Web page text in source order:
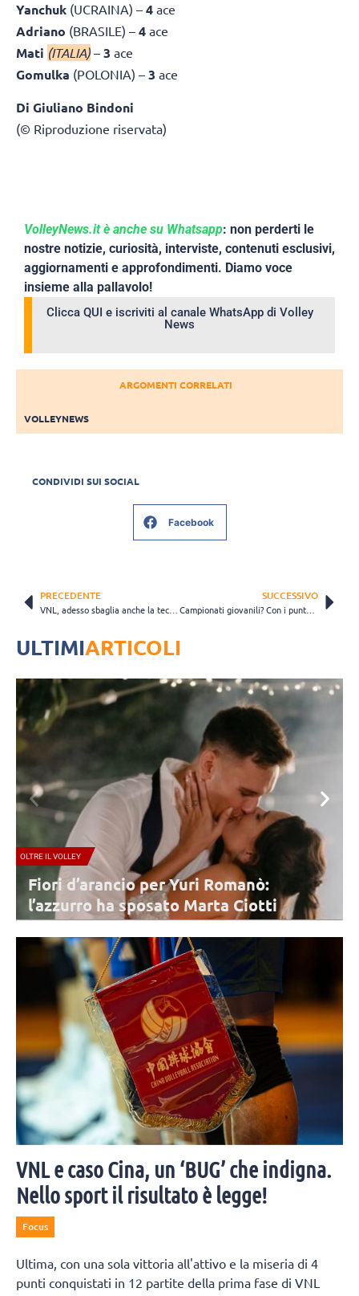
Yanchuk (UCRAINA) – 4 ace
Adriano (BRASILE) – 4 ace
Mati (ITALIA) – 3 ace
Gomulka (POLONIA) – 3 ace
Di Giuliano Bindoni
(© Riproduzione riservata)
VolleyNews.it è anche su Whatsapp: non perderti le
nostre notizie, curiosità, interviste, contenuti esclusivi,
aggiornamenti e approfondimenti. Diamo voce
insieme alla pallavolo!
Clicca QUI e iscriviti al canale WhatsApp di Volley
News
ARGOMENTI CORRELATI
VOLLEYNEWS
CONDIVIDI SUI SOCIAL
Facebook
PRECEDENTE
VNL, adesso sbaglia anche la tecnologia: clamoroso e allarmante quanto successo in Francia-Italia
SUCCESSIVO
Campionati giovanili? Con i punteggi della Formula1, il ‘Mondiale costruttori’ va al Vero Volley
ULTIMIARTICOLI
per Yuri Romanò:
Marta Ciotti
Moltissimi i colleghi e amici invitati alla
A1 FEMMINILE
Conegliano,
step del 2026/
stagionale
VNL e caso Cina, un ‘BUG’ che indigna.
Nello sport il risultato è legge!
Focus
Ultima, con una sola vittoria all'attivo e la miseria di 4
punti conquistati in 12 partite della prima fase di VNL